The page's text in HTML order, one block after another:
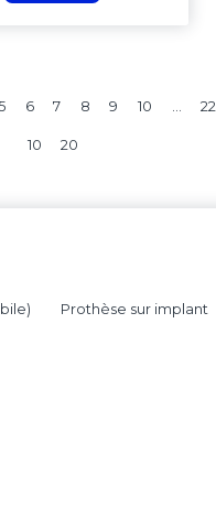
6 7 8 9 10 22
10 20
Prothèse sur implant